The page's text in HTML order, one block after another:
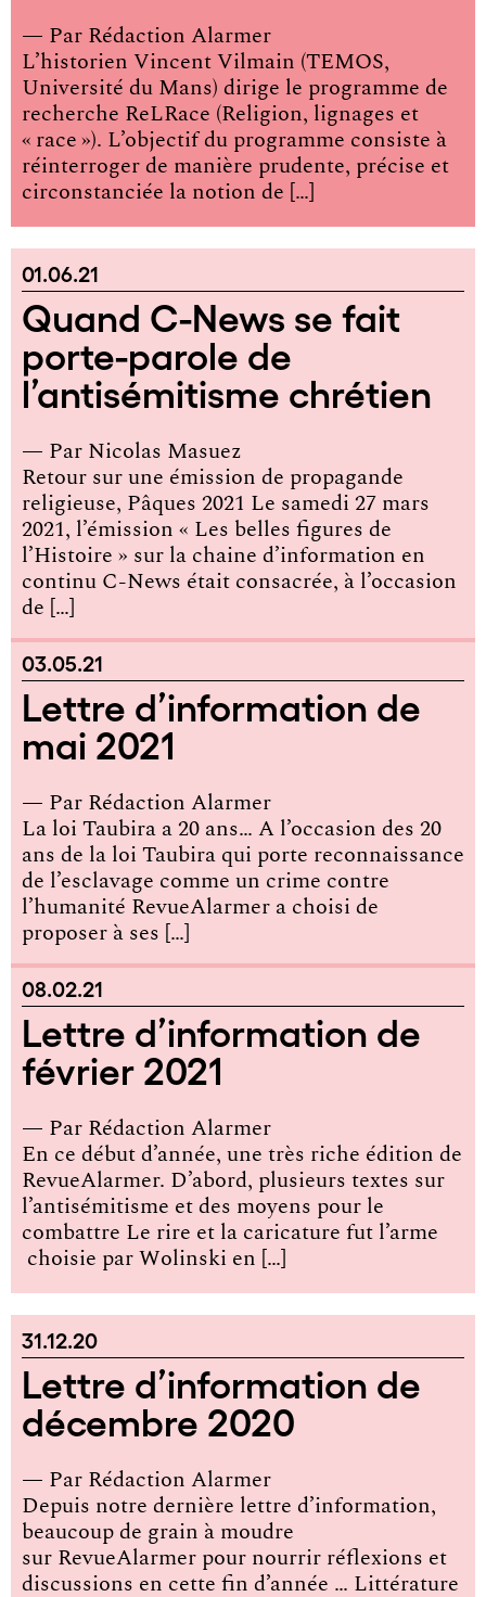
— Par Rédaction Alarmer
L’historien Vincent Vilmain (TEMOS,
Université du Mans) dirige le programme de
recherche ReLRace (Religion, lignages et
« race »). L’objectif du programme consiste à
réinterroger de manière prudente, précise et
circonstanciée la notion de […]
01.06.21
Quand C-News se fait
porte-parole de
l’antisémitisme chrétien
— Par Nicolas Masuez
Retour sur une émission de propagande
religieuse, Pâques 2021 Le samedi 27 mars
2021, l’émission « Les belles figures de
l’Histoire » sur la chaine d’information en
continu C-News était consacrée, à l’occasion
de […]
03.05.21
Lettre d’information de
mai 2021
— Par Rédaction Alarmer
La loi Taubira a 20 ans… A l’occasion des 20
ans de la loi Taubira qui porte reconnaissance
de l’esclavage comme un crime contre
l’humanité RevueAlarmer a choisi de
proposer à ses […]
08.02.21
Lettre d’information de
février 2021
— Par Rédaction Alarmer
En ce début d’année, une très riche édition de
RevueAlarmer. D’abord, plusieurs textes sur
l’antisémitisme et des moyens pour le
combattre Le rire et la caricature fut l’arme
choisie par Wolinski en […]
31.12.20
Lettre d’information de
décembre 2020
— Par Rédaction Alarmer
Depuis notre dernière lettre d’information,
beaucoup de grain à moudre
sur RevueAlarmer pour nourrir réflexions et
discussions en cette fin d’année … Littérature